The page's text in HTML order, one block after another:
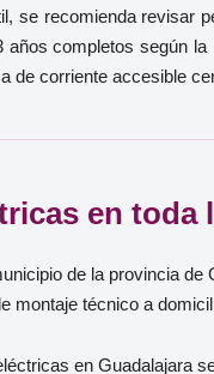
se recomienda revisar
completos según
de corriente accesible
en toda
de la provincia
técnico a
en Guadalajara